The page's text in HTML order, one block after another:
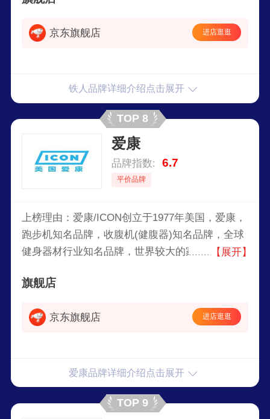
京东旗舰店 进店逛逛
铁人品牌详细介绍点击展开
TOP 8
爱康
品牌指数: 6.7
平价品牌
上榜理由：爱康/ICON创立于1977年美国，爱康，
跑步机知名品牌，收腹机(健腹器)知名品牌，全球
健身器材行业知名品牌，世界较大的家用和商用健
销售的企业，产品一直引领着国际健身器材市场，
【展开】
旗舰店
京东旗舰店 进店逛逛
爱康品牌详细介绍点击展开
TOP 9